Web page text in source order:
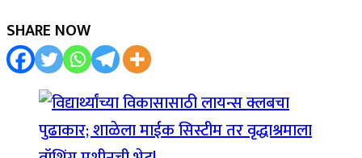
SHARE NOW